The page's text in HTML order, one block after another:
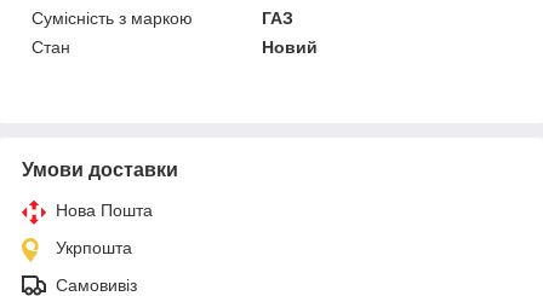
Сумісність з маркою
ГАЗ
Стан
Новий
Умови доставки
Нова Пошта
Укрпошта
Самовивіз